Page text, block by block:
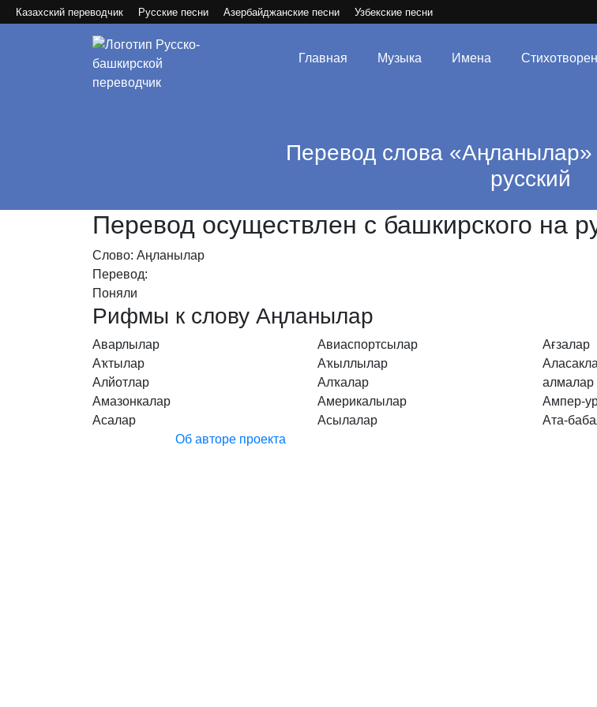
Казахский переводчик Русские песни Азербайджанские песни Узбекские песни
Главная Музыка Имена
Перевод слова «Аңланылар»
русский
Перевод осуществлен с башкирского на
Слово: Аңланылар
Перевод:
Поняли
Рифмы к слову Аңланылар
Аварлылар Авиаспортсылар Ағзалар
Аҡтылар
Аҡыллылар
Алйотлар
Алҡалар алмалар
Амазонкалар
Америкалылар Ампер-
Асалар
Асылалар Ата-
Об авторе проекта